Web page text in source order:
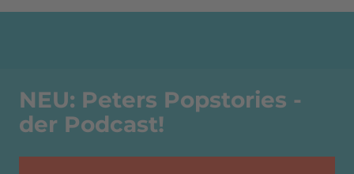
NEU: Peters Popstories -
der Podcast!